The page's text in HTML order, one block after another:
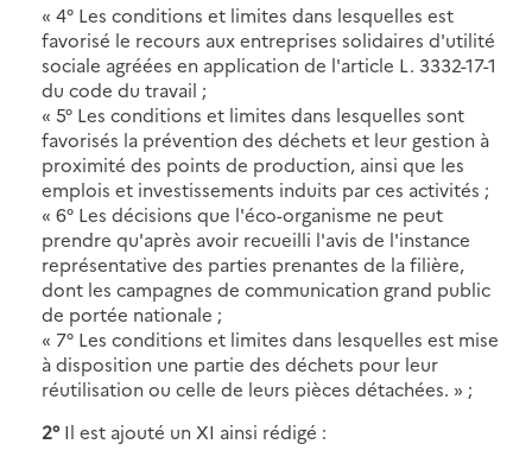
« 4° Les conditions et limites dans lesquelles est
favorisé le recours aux entreprises solidaires d'utilité
sociale agréées en application de l'article L. 3332-17-1
du code du travail ;
« 5° Les conditions et limites dans lesquelles sont
favorisés la prévention des déchets et leur gestion à
proximité des points de production, ainsi que les
emplois et investissements induits par ces activités ;
« 6° Les décisions que l'éco-organisme ne peut
prendre qu'après avoir recueilli l'avis de l'instance
représentative des parties prenantes de la filière,
dont les campagnes de communication grand public
de portée nationale ;
« 7° Les conditions et limites dans lesquelles est mise
à disposition une partie des déchets pour leur
réutilisation ou celle de leurs pièces détachées. » ;
2°Il est ajouté un XI ainsi rédigé :